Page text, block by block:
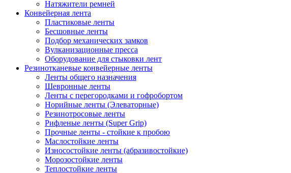
Натяжители ремней
Конвейерная лента
Пластиковые ленты
Бесшовные ленты
Подбор механических замков
Вулканизационные пресса
Оборудование для стыковки лент
Резинотканевые конвейерные ленты
Ленты общего назначения
Шевронные ленты
Ленты с перегородками и гофробортом
Норийные ленты (Элеваторные)
Резинотросовые ленты
Рифленые ленты (Super Grip)
Прочные ленты - стойкие к пробою
Маслостойкие ленты
Износостойкие ленты (абразивостойкие)
Морозостойкие ленты
Теплостойкие ленты